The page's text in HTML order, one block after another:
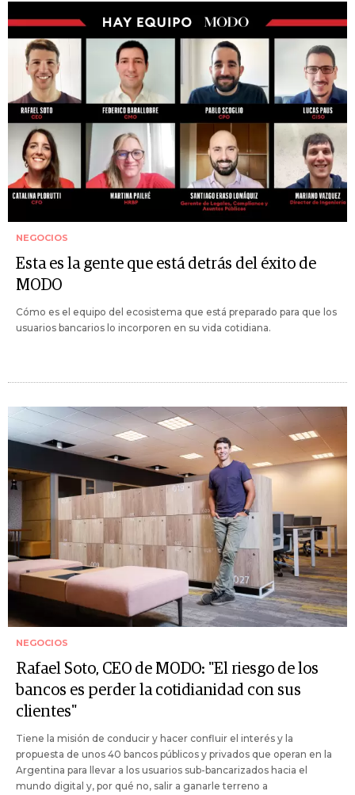
NEGOCIOS
Esta es la gente que está detrás del éxito de
MODO
Cómo es el equipo del ecosistema que está preparado para que los
usuarios bancarios lo incorporen en su vida cotidiana.
NEGOCIOS
Rafael Soto, CEO de MODO: "El riesgo de los
bancos es perder la cotidianidad con sus
clientes"
Tiene la misión de conducir y hacer confluir el interés y la
propuesta de unos 40 bancos públicos y privados que operan en la
Argentina para llevar a los usuarios sub-bancarizados hacia el
mundo digital y, por qué no, salir a ganarle terreno a